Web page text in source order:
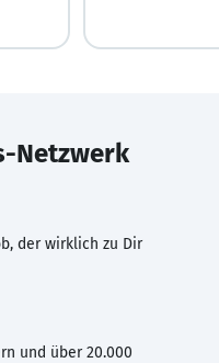
Netzwerk
der wirklich zu Dir
und über 20.000